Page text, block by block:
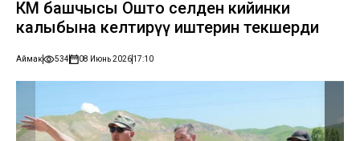
ӨКМ башчысы Ошто селден кийинки
калыбына келтирүү иштерин текшерди
Аймак 534 08 Июнь 202617:10